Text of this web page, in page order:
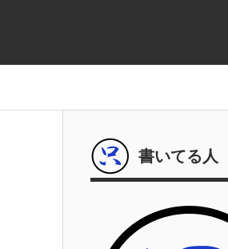
書いてる人